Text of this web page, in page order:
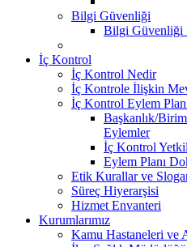
Bilgi Güvenliği
Bilgi Güvenliği
İç Kontrol
İç Kontrol Nedir
İç Kontrole İlişkin
İç Kontrol Eylem
Başkanlık/
Eylemler
İç Kontrol
Eylem Planı
Etik Kurallar ve
Süreç Hiyerarşisi
Hizmet Envanteri
Kurumlarımız
Kamu Hastaneleri ve